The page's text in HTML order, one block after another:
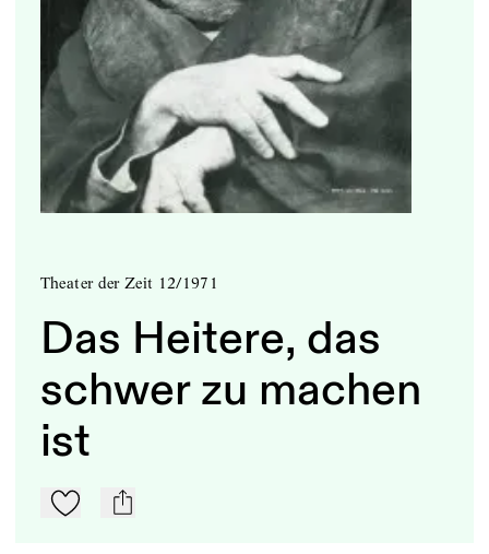
Theater der Zeit 12/1971
Das Heitere, das
schwer zu machen
ist
Zu Mein-TdZ hinzufügen
mail